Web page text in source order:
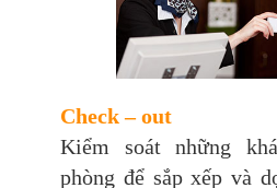
Check – out
Kiểm soát những
phòng để sắp xếp và